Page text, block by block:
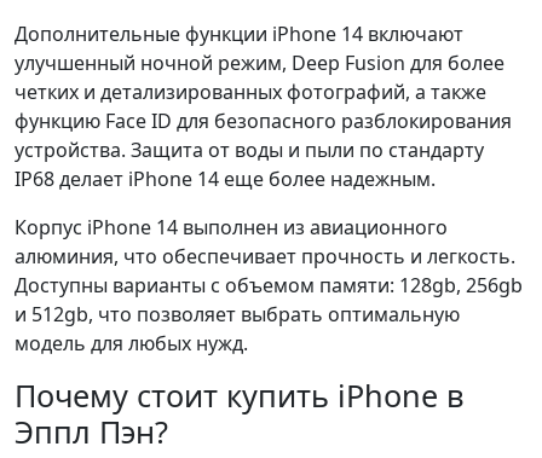
Дополнительные функции iPhone 14 включают
улучшенный ночной режим, Deep Fusion для более
четких и детализированных фотографий, а также
функцию Face ID для безопасного разблокирования
устройства. Защита от воды и пыли по стандарту
IP68 делает iPhone 14 еще более надежным.
Корпус iPhone 14 выполнен из авиационного
алюминия, что обеспечивает прочность и легкость.
Доступны варианты с объемом памяти: 128gb, 256gb
и 512gb, что позволяет выбрать оптимальную
модель для любых нужд.
Почему стоит купить iPhone в
Эппл Пэн?